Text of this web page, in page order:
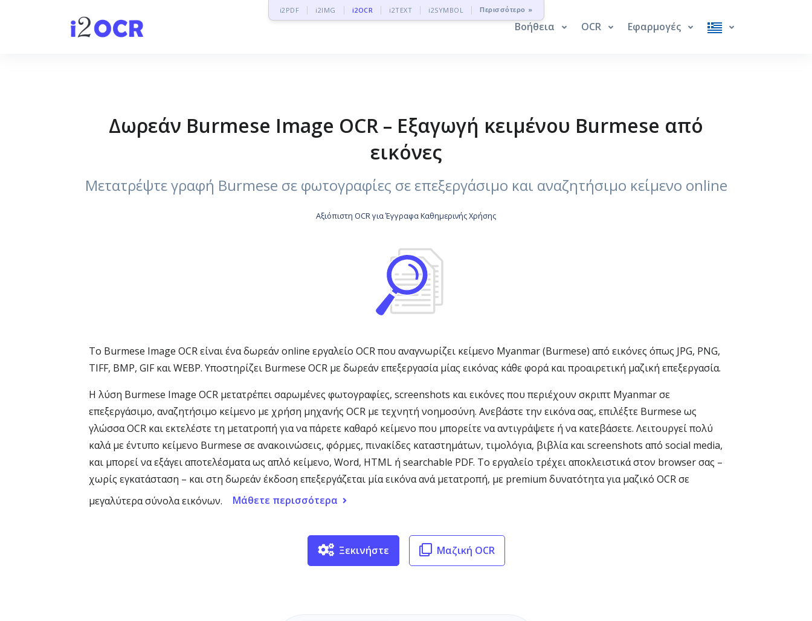
i2PDF i2IMG i2OCR i2TEXT i2SYMBOL Περισσότερο »
Βοήθεια OCR Εφαρμογές
Δωρεάν Burmese Image OCR – Εξαγωγή κειμένου Burmese από
εικόνες
Μετατρέψτε γραφή Burmese σε φωτογραφίες σε επεξεργάσιμο και αναζητήσιμο κείμενο online
Αξιόπιστη OCR για Έγγραφα Καθημερινής Χρήσης
Το Burmese Image OCR είναι ένα δωρεάν online εργαλείο OCR που αναγνωρίζει κείμενο Myanmar (Burmese) από εικόνες όπως JPG, PNG,
TIFF, BMP, GIF και WEBP. Υποστηρίζει Burmese OCR με δωρεάν επεξεργασία μίας εικόνας κάθε φορά και προαιρετική μαζική επεξεργασία.
Η λύση Burmese Image OCR μετατρέπει σαρωμένες φωτογραφίες, screenshots και εικόνες που περιέχουν σκριπτ Myanmar σε
επεξεργάσιμο, αναζητήσιμο κείμενο με χρήση μηχανής OCR με τεχνητή νοημοσύνη. Ανεβάστε την εικόνα σας, επιλέξτε Burmese ως
γλώσσα OCR και εκτελέστε τη μετατροπή για να πάρετε καθαρό κείμενο που μπορείτε να αντιγράψετε ή να κατεβάσετε. Λειτουργεί πολύ
καλά με έντυπο κείμενο Burmese σε ανακοινώσεις, φόρμες, πινακίδες καταστημάτων, τιμολόγια, βιβλία και screenshots από social media,
και μπορεί να εξάγει αποτελέσματα ως απλό κείμενο, Word, HTML ή searchable PDF. Το εργαλείο τρέχει αποκλειστικά στον browser σας –
χωρίς εγκατάσταση – και στη δωρεάν έκδοση επεξεργάζεται μία εικόνα ανά μετατροπή, με premium δυνατότητα για μαζικό OCR σε
μεγαλύτερα σύνολα εικόνων.
Μάθετε περισσότερα
Ξεκινήστε Μαζική OCR